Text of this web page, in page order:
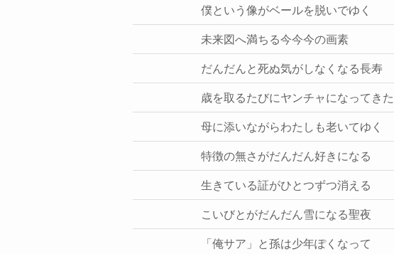
僕という像がベールを脱いでゆく
未来図へ満ちる今今今の画素
だんだんと死ぬ気がしなくなる長寿
歳を取るたびにヤンチャになってきた
母に添いながらわたしも老いてゆく
特徴の無さがだんだん好きになる
生きている証がひとつずつ消える
こいびとがだんだん雪になる聖夜
「俺サア」と孫は少年ぽくなって